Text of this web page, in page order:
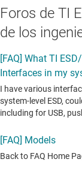
Foros de TI
de los